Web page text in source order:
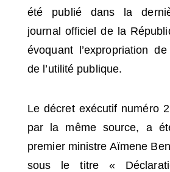
été publié dans la
journal officiel de la
évoquant l’expropriation
de l’utilité publique.
Le décret exécutif numéro
par la même source, a
premier ministre Aïmene
sous le titre «